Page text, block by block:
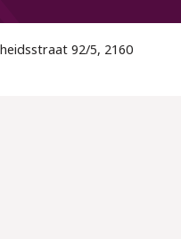
92/5, 2160